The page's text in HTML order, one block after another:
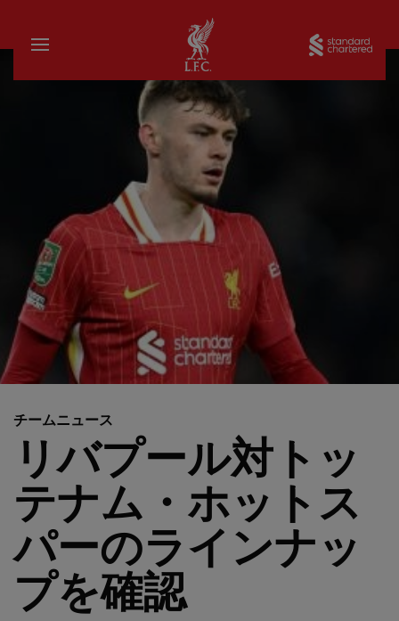
家
チームニュース
リバプール対トッ
テナム・ホットス
パーのラインナッ
プを確認